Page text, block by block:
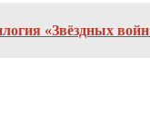
«Звёздных